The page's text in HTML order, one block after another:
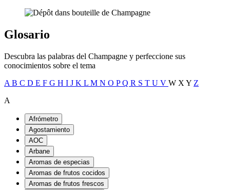
Glosario
Descubra las palabras del Champagne y perfeccione sus
conocimientos sobre el tema
A B C D E F G H I J K L M N O PQ R S T U V W X Y Z
A
Afrómetro
Agostamiento
AOC
Arbane
Aromas de especias
Aromas de frutos cocidos
Aromas de frutos frescos